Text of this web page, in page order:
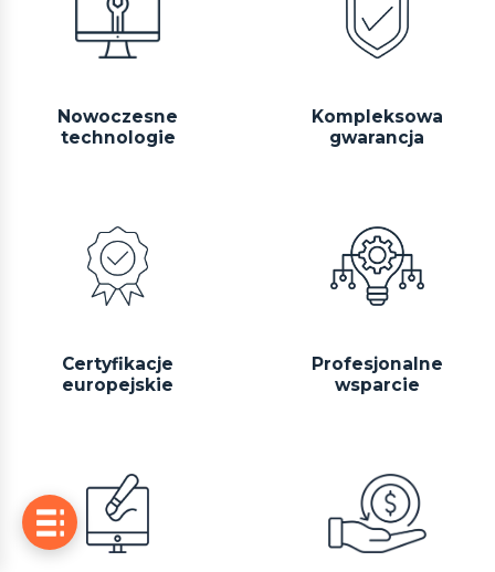
Nowoczesne
technologie
Kompleksowa
gwarancja
Certyfikacje
europejskie
Profesjonalne
wsparcie